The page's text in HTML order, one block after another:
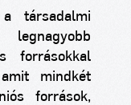
társadalmi
forrásokkal
mindkét
források,